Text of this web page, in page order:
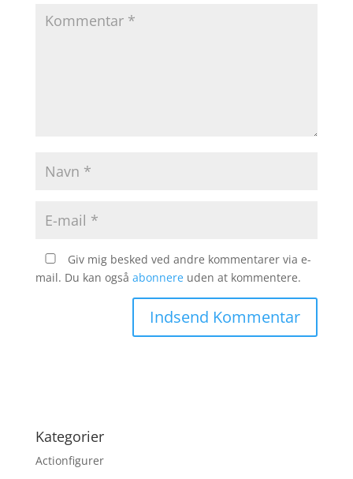
Giv mig besked ved andre kommentarer via e-
mail. Du kan også abonnereuden at kommentere.
Kategorier
Actionfigurer